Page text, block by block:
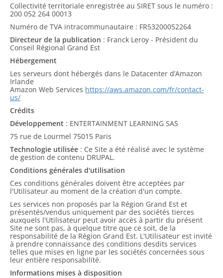
Collectivité territoriale enregistrée au SIRET sous le numéro :
200 052 264 00013
Numéro de TVA intracommunautaire : FR53200052264
Directeur de la publication : Franck Leroy - Président du
Conseil Régional Grand Est
Hébergement
Les serveurs dont hébergés dans le Datacenter d’Amazon
Irlande
Amazon Web Services https://aws.amazon.com/fr/contact-
us/
Crédits
Développement : ENTERTAINMENT LEARNING SAS
75 rue de Lourmel 75015 Paris
Technologie utilisée : Ce Site a été réalisé avec le système
de gestion de contenu DRUPAL.
Conditions générales d'utilisation
Ces conditions générales doivent être acceptées par
l'Utilisateur au moment de la création d'un compte.
Les services non proposés par la Région Grand Est et
présentés/vendus uniquement par des sociétés tierces
auxquels l'Utilisateur peut avoir accès à partir du présent
Site ne sont pas, à quelque titre que ce soit, de la
responsabilité de la Région Grand Est. L'Utilisateur est invité
à prendre connaissance des conditions desdits services
telles que mises en ligne par les sociétés concernées sous
leur entière responsabilité.
Informations mises à disposition